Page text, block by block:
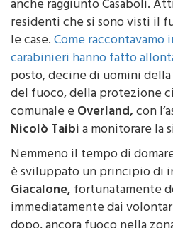
le case.Come
carabinieri hanno fatto
posto, decine di uomini
del fuoco, della protezione
comunale eOverland,con
Nicolò Taibia monitorare la
Nemmeno il tempo di
è sviluppato un principio di
Giacalone,fortunatamente
immediatamente dai volontari
dopo, ancora fuoco nella